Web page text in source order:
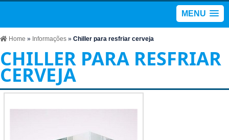
MENU
Home » Informações » Chiller para resfriar cerveja
CHILLER PARA RESFRIAR
CERVEJA